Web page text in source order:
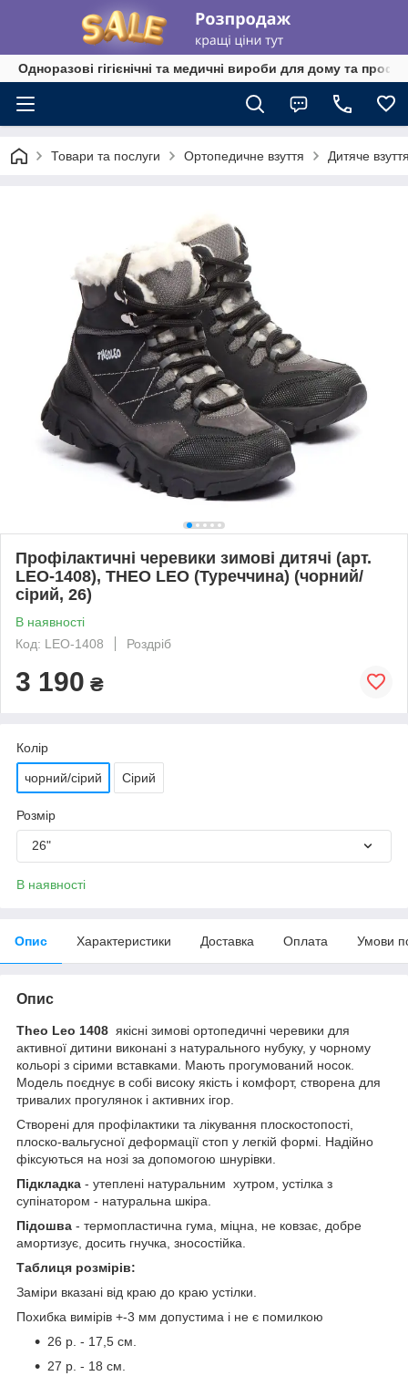
Одноразові гігієнічні та медичні вироби для дому та
Товари та послуги Ортопедичне взуття Дитяче
Профілактичні черевики зимові дитячі (арт.
LEO-1408), THEO LEO (Туреччина) (чорний/
сірий, 26)
В наявності
Код: LEO-1408
Роздріб
3 190 ₴
Колір
чорний/сірий Сірий
Розмір
26"
В наявності
Опис Характеристики Доставка Оплата Умови
Опис
Theo Leo 1408 якісні зимові ортопедичні черевики для
активної дитини виконані з натурального нубуку, у чорному
кольорі з сірими вставками. Мають прогумований носок.
Модель поєднує в собі високу якість і комфорт, створена для
тривалих прогулянок і активних ігор.
Створені для профілактики та лікування плоскостопості,
плоско-вальгусної деформації стоп у легкій формі. Надійно
фіксуються на нозі за допомогою шнурівки.
Підкладка - утеплені натуральним хутром, устілка з
супінатором - натуральна шкіра.
Підошва - термопластична гума, міцна, не ковзає, добре
амортизує, досить гнучка, зносостійка.
Таблиця розмірів:
Заміри вказані від краю до краю устілки.
Похибка вимірів +-3 мм допустима і не є помилкою
26 р. - 17,5 см.
27 р. - 18 см.